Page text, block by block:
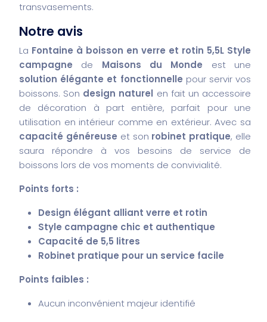
transvasements.
Notre avis
La Fontaine à boisson en verre et rotin 5,5L Style
campagne de Maisons du Monde est une
solution élégante et fonctionnelle pour servir vos
boissons. Son design naturel en fait un accessoire
de décoration à part entière, parfait pour une
utilisation en intérieur comme en extérieur. Avec sa
capacité généreuse et son robinet pratique, elle
saura répondre à vos besoins de service de
boissons lors de vos moments de convivialité.
Points forts :
Design élégant alliant verre et rotin
Style campagne chic et authentique
Capacité de 5,5 litres
Robinet pratique pour un service facile
Points faibles :
Aucun inconvénient majeur identifié